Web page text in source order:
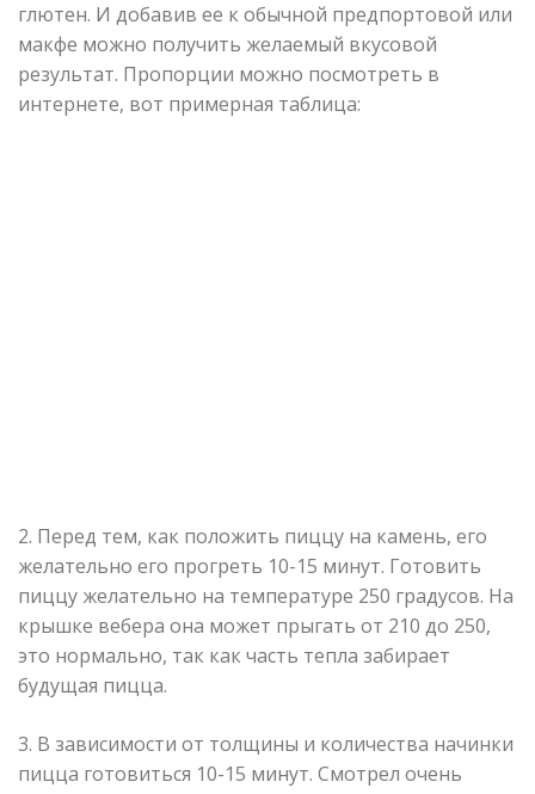
глютен. И добавив ее к обычной предпортовой или
макфе можно получить желаемый вкусовой
результат. Пропорции можно посмотреть в
интернете, вот примерная таблица:
2. Перед тем, как положить пиццу на камень, его
желательно его прогреть 10-15 минут. Готовить
пиццу желательно на температуре 250 градусов. На
крышке вебера она может прыгать от 210 до 250,
это нормально, так как часть тепла забирает
будущая пицца.
3. В зависимости от толщины и количества начинки
пицца готовиться 10-15 минут. Смотрел очень